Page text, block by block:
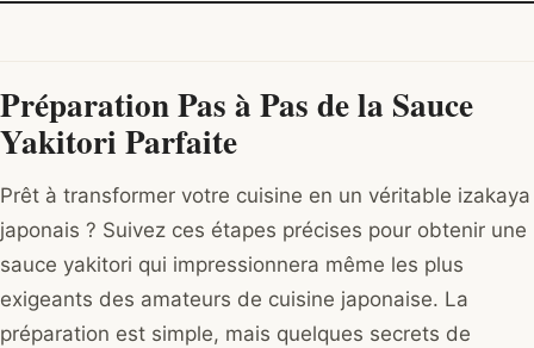
Préparation Pas à Pas de la Sauce
Yakitori Parfaite
Prêt à transformer votre cuisine en un véritable izakaya
japonais ? Suivez ces étapes précises pour obtenir une
sauce yakitori qui impressionnera même les plus
exigeants des amateurs de cuisine japonaise. La
préparation est simple, mais quelques secrets de